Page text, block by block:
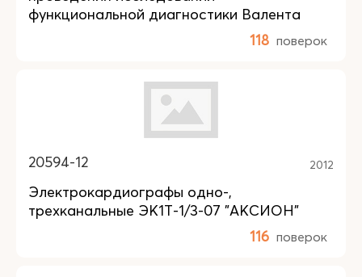
функциональной диагностики Валента
118 поверок
20594-12 2012
Электрокардиографы одно-,
трехканальные ЭК1Т-1/3-07 "АКСИОН"
116 поверок